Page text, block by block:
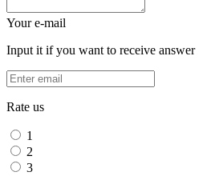
Your e-mail
Input it if you want to receive answer
Rate us
1
2
3